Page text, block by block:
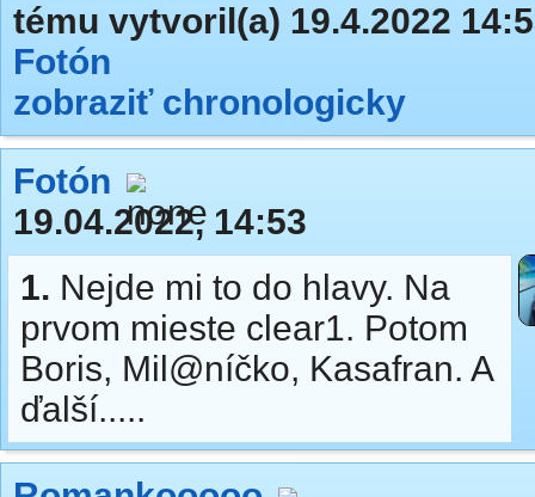
tému vytvoril(a) 19.4.2022
Fotón
zobraziť chronologicky
Fotón
19.04.2022, 14:53
1. Nejde mi to do hlavy. Na
prvom mieste clear1. Potom
Boris, Mil@níčko, Kasafran. A
ďalší.....